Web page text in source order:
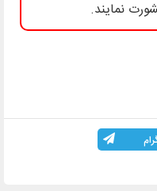
نمایند.